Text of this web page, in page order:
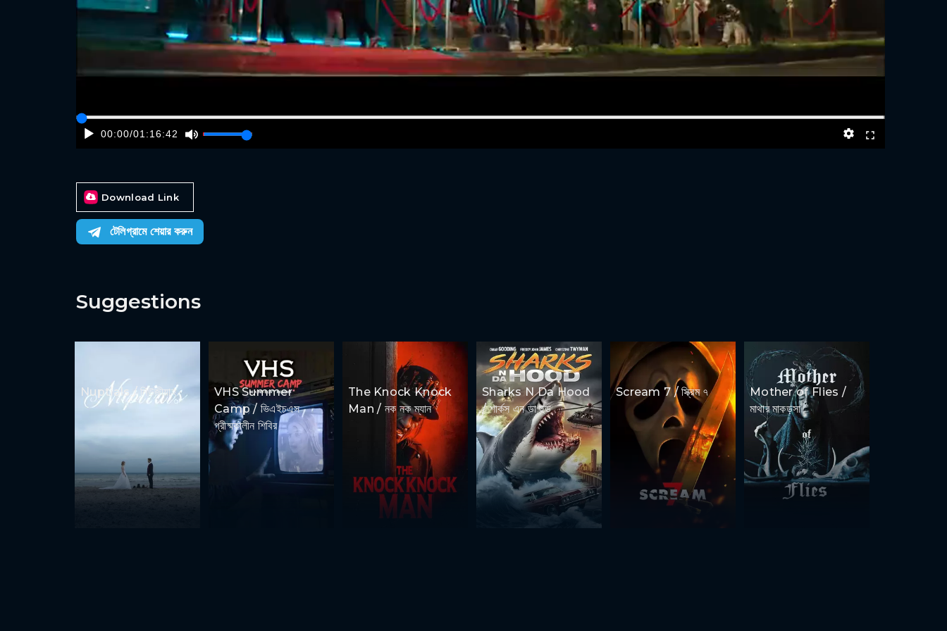
00:00/01:16:42
Download Link
টেলিগ্রামে শেয়ার করুন
Suggestions
Nuptials / নিউজীয়াহ
VHS Summer
Camp / ভিএইচএস
গ্রীষ্মকালীন শিবির
The Knock Knock
Man / নক নক ম্যান
Sharks N Da Hood
/ শার্কস এন ডা হুড
Scream 7 / স্ক্রিম ৭
Mother of Flies /
মাথার মাকড়সা